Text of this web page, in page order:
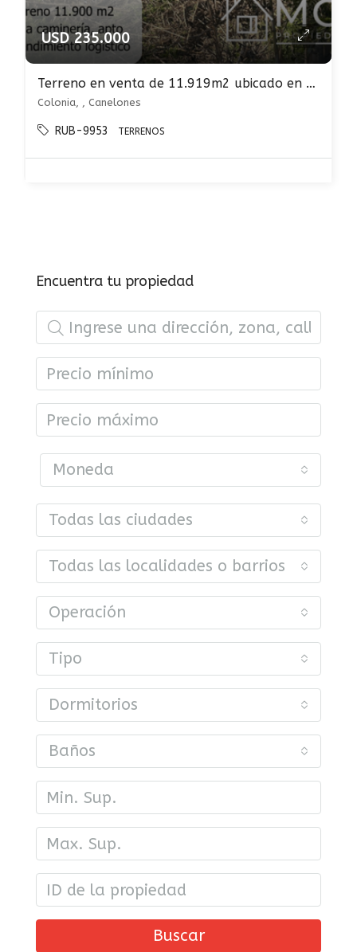
USD 235.000
Terreno en venta de 11.919m2 ubicado en Canelones Colonia Nicolich
Colonia, , Canelones
RUB-9953 TERRENOS
Encuentra tu propiedad
Moneda
Todas las ciudades
Todas las localidades o barrios
Operación
Tipo
Dormitorios
Baños
Buscar